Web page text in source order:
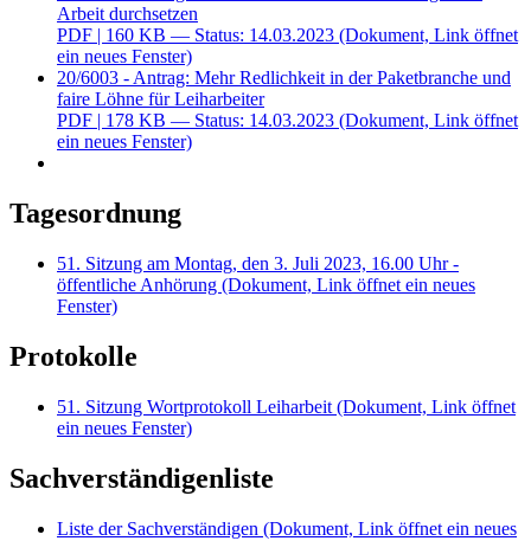
Arbeit durchsetzen
PDF | 160 KB — Status: 14.03.2023 (Dokument, Link öffnet
ein neues Fenster)
20/6003 - Antrag: Mehr Redlichkeit in der Paketbranche und
faire Löhne für Leiharbeiter
PDF | 178 KB — Status: 14.03.2023 (Dokument, Link öffnet
ein neues Fenster)
Tagesordnung
51. Sitzung am Montag, den 3. Juli 2023, 16.00 Uhr -
öffentliche Anhörung (Dokument, Link öffnet ein neues
Fenster)
Protokolle
51. Sitzung Wortprotokoll Leiharbeit (Dokument, Link öffnet
ein neues Fenster)
Sachverständigenliste
Liste der Sachverständigen (Dokument, Link öffnet ein neues